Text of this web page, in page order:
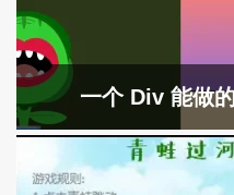
一个 Div 能做